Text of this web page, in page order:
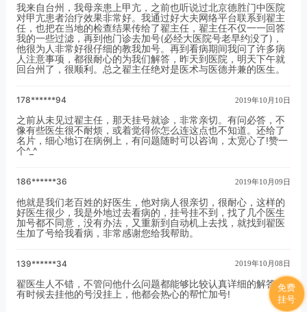
我来自台州，我母亲患上甲亢，之前也听说过北京德胜门中医院
对甲亢患者治疗效果非常好。我通过好大夫网络平台联系到翟主
任，也把在当地的检查结果传给了翟主任，翟主任不仅一一回答
我的一些过滤，再到他门诊去加号(必经大医院号老早约没了)，
他很为人非常好很仔细的教我加号。再到看病期间我问了许多病
人注意事项，都很耐心的为我们解答，昨天到医院，明天下午就
回台州了，很顺利。总之翟主任绝对是医术与医德并兼的医生。
178******94 2019年10月10日
之前从未见过翟主任，那天挂号就诊，非常亲切。有问必答，不
像有些医生很不耐烦，或着觉得你怎么连这点也不知道。还给了
名片，细心地订在病例上，有问题随时可以咨询，太宽心了!赞一
个^_^
186******36 2019年10月09日
他就是我们老百姓的好医生，他对病人很亲切，很耐心，这样的
好医生很少，我是外地过去看病的，挂号挂不到，找了几个医生
加号都不同意，没有办法，又重新到自动机上去找，就找到翟医
生加了号给我看病，非常感谢您给我帮助。
139******34 2019年10月08日
翟医生人不错，不管问他什么问题都能够比较认真详细的解答。
有时候去挂他的号没挂上，他都会热心的帮忙加号!
免费
挂号